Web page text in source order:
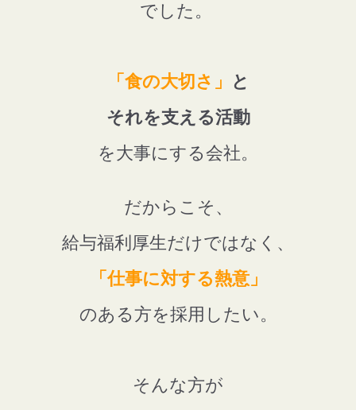
でした。
「食の大切さ」
と
それを支える活動
を大事にする会社。
だからこそ、
給与福利厚生だけではなく、
「仕事に対する熱意」
のある方を採用したい。
そんな方が